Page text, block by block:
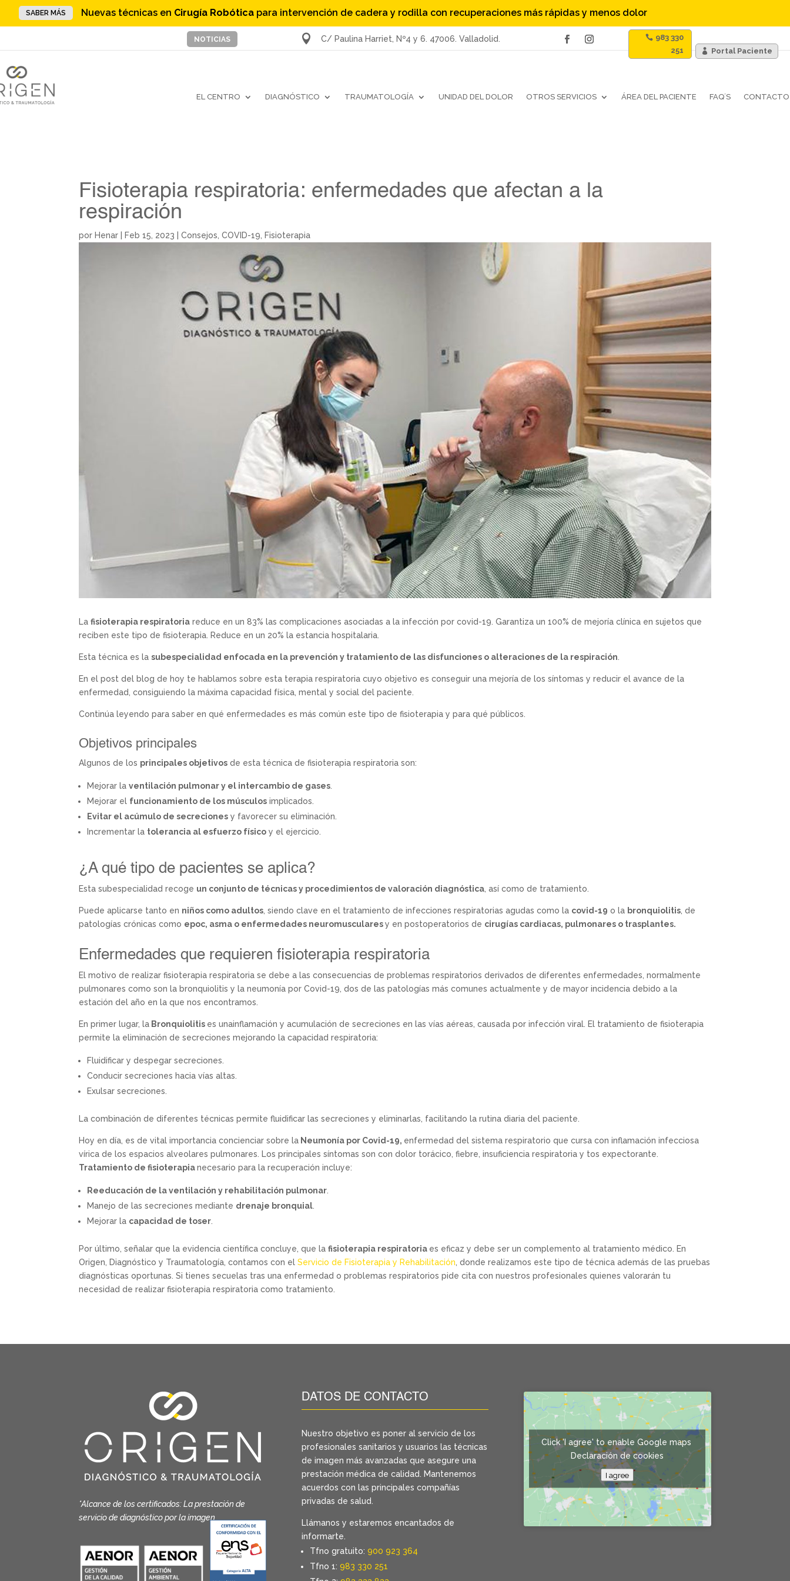
SABER MÁS Nuevas técnicas en Cirugía Robótica para intervención de cadera y rodilla con recuperaciones más rápidas y menos dolor
NOTICIAS  C/ Paulina Harriet, Nº4 y 6. 47006. Valladolid.
983 330
251
Portal Paciente
EL CENTRO DIAGNÓSTICO TRAUMATOLOGÍA UNIDAD DEL DOLOR OTROS SERVICIOS ÁREA DEL PACIENTE FAQ´S CONTACTO
Fisioterapia respiratoria: enfermedades que afectan a la
respiración
por Henar Feb 15, 2023 |Consejos,COVID-19, Fisioterapia
Lafisioterapia respiratoria reduce en un 83% las complicaciones asociadas a la infección por covid-19. Garantiza un 100% de mejoría clínica en sujetos que
reciben este tipo de fisioterapia. Reduce en un 20% la estancia hospitalaria.
Esta técnica es lasubespecialidad enfocada en la prevención y tratamiento de las disfunciones o alteraciones de la respiración.
En el post del blog de hoy te hablamos sobre esta terapia respiratoria cuyo objetivo es conseguir una mejoría de los síntomas y reducir el avance de la
enfermedad, consiguiendo la máxima capacidad física, mental y social del paciente.
Continúa leyendo para saber en qué enfermedades es más común este tipo de fisioterapia y para qué públicos.
Objetivos principales
Algunos de los principales objetivos de esta técnica de fisioterapia respiratoria son:
Mejorar laventilación pulmonar y el intercambio de gases.
Mejorar el funcionamiento de los músculos implicados.
Evitar el acúmulo de secreciones y favorecer su eliminación.
Incrementar la tolerancia al esfuerzo físico y el ejercicio.
¿A qué tipo de pacientes se aplica?
Esta subespecialidad recoge un conjunto de técnicas y procedimientos de valoración diagnóstica, así como de tratamiento.
Puede aplicarse tanto en niños como adultos, siendo clave en el tratamiento de infecciones respiratorias agudas como la covid-19 o la bronquiolitis, de
patologías crónicas como epoc, asma o enfermedades neuromuscularesy en postoperatorios de cirugías cardiacas, pulmonares o trasplantes.
Enfermedades que requieren fisioterapia respiratoria
El motivo de realizar fisioterapia respiratoria se debe a las consecuencias de problemas respiratorios derivados de diferentes enfermedades, normalmente
pulmonares como son la bronquiolitis y la neumonía por Covid-19, dos de las patologías más comunes actualmente y de mayor incidencia debido a la
estación del año en la que nos encontramos.
En primer lugar, la Bronquiolitis es unainflamación y acumulación de secreciones en las vías aéreas, causada por infección viral. El tratamiento de fisioterapia
permite la eliminación de secreciones mejorando la capacidad respiratoria:
Fluidificar y despegar secreciones.
Conducir secreciones hacia vías altas.
Exulsar secreciones.
La combinación de diferentes técnicas permite fluidificar las secreciones y eliminarlas, facilitando la rutina diaria del paciente.
Hoy en día, es de vital importancia concienciar sobre la Neumonía por Covid-19, enfermedad del sistema respiratorio que cursa con inflamación infecciosa
vírica de los espacios alveolares pulmonares. Los principales síntomas son con dolor torácico, fiebre, insuficiencia respiratoria y tos expectorante.
Tratamiento de fisioterapianecesario para la recuperación incluye:
Reeducación de la ventilación y rehabilitación pulmonar.
Manejo de las secreciones mediante drenaje bronquial.
Mejorar la capacidad de toser.
Por último, señalar que la evidencia científica concluye, que lafisioterapia respiratoria es eficaz y debe ser un complemento al tratamiento médico. En
Origen, Diagnóstico y Traumatología, contamos con elServicio de Fisioterapia y Rehabilitación, donde realizamos este tipo de técnica además de las pruebas
diagnósticas oportunas. Si tienes secuelas tras una enfermedad o problemas respiratorios pide cita con nuestros profesionales quienes valorarán tu
necesidad de realizar fisioterapia respiratoria como tratamiento.
*Alcance de los certificados: La prestación de
servicio de diagnóstico por la imagen
DATOS DE CONTACTO
Nuestro objetivo es poner al servicio de los
profesionales sanitarios y usuarios las técnicas
de imagen más avanzadas que asegure una
prestación médica de calidad. Mantenemos
acuerdos con las principales compañías
privadas de salud.
Llámanos y estaremos encantados de
informarte.
Tfno gratuito: 900 923 364
Tfno 1: 983 330 251
Click 'I agree' to enable Google maps
Declaración de cookies
I agree